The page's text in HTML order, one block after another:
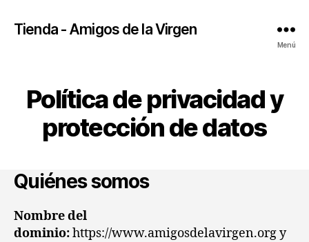
Tienda - Amigos de la Virgen
Menú
Política de privacidad y
protección de datos
Quiénes somos
Nombre del
dominio:https://www.amigosdelavirgen.org y